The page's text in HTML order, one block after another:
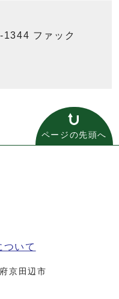
ファック
ページの先頭へ
ついて
京田辺市